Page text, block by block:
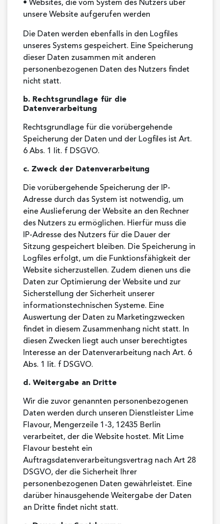
• Websites, die vom System des Nutzers über
unsere Website aufgerufen werden
Die Daten werden ebenfalls in den Logfiles
unseres Systems gespeichert. Eine Speicherung
dieser Daten zusammen mit anderen
personenbezogenen Daten des Nutzers findet
nicht statt.
b. Rechtsgrundlage für die
Datenverarbeitung
Rechtsgrundlage für die vorübergehende
Speicherung der Daten und der Logfiles ist Art.
6 Abs. 1 lit. f DSGVO.
c. Zweck der Datenverarbeitung
Die vorübergehende Speicherung der IP-
Adresse durch das System ist notwendig, um
eine Auslieferung der Website an den Rechner
des Nutzers zu ermöglichen. Hierfür muss die
IP-Adresse des Nutzers für die Dauer der
Sitzung gespeichert bleiben. Die Speicherung in
Logfiles erfolgt, um die Funktionsfähigkeit der
Website sicherzustellen. Zudem dienen uns die
Daten zur Optimierung der Website und zur
Sicherstellung der Sicherheit unserer
informationstechnischen Systeme. Eine
Auswertung der Daten zu Marketingzwecken
findet in diesem Zusammenhang nicht statt. In
diesen Zwecken liegt auch unser berechtigtes
Interesse an der Datenverarbeitung nach Art. 6
Abs. 1 lit. f DSGVO.
d. Weitergabe an Dritte
Wir die zuvor genannten personenbezogenen
Daten werden durch unseren Dienstleister Lime
Flavour, Mengerzeile 1-3, 12435 Berlin
verarbeitet, der die Website hostet. Mit Lime
Flavour besteht ein
Auftragsdatenverarbeitungsvertrag nach Art 28
DSGVO, der die Sicherheit Ihrer
personenbezogenen Daten gewährleistet. Eine
darüber hinausgehende Weitergabe der Daten
an Dritte findet nicht statt.